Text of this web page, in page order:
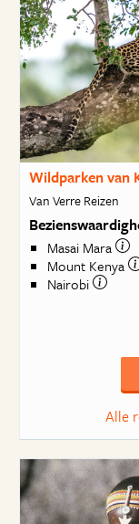
Wildparken van
Van Verre Reizen
Masai Mara
Mount Kenya
Nairobi
Alle